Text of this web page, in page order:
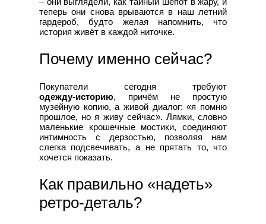
теперь они снова врываются в наш летний
гардероб, будто желая напомнить, что
история живёт в каждой ниточке.
Почему именно сейчас?
Покупатели сегодня требуют
одежду‑историю, причём не простую
музейную копию, а живой диалог: «я помню
прошлое, но я живу сейчас». Лямки, словно
маленькие крошечные мостики, соединяют
интимность с дерзостью, позволяя нам
слегка подсвечивать, а не прятать то, что
хочется показать.
Как правильно «надеть»
ретро‑деталь?